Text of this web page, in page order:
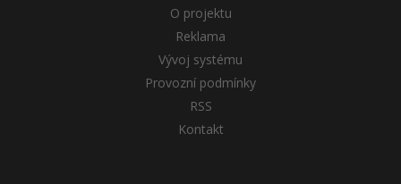
O projektu
Reklama
Vývoj systému
Provozní podmínky
RSS
Kontakt